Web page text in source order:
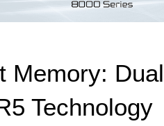
Memory: Dual
Technology